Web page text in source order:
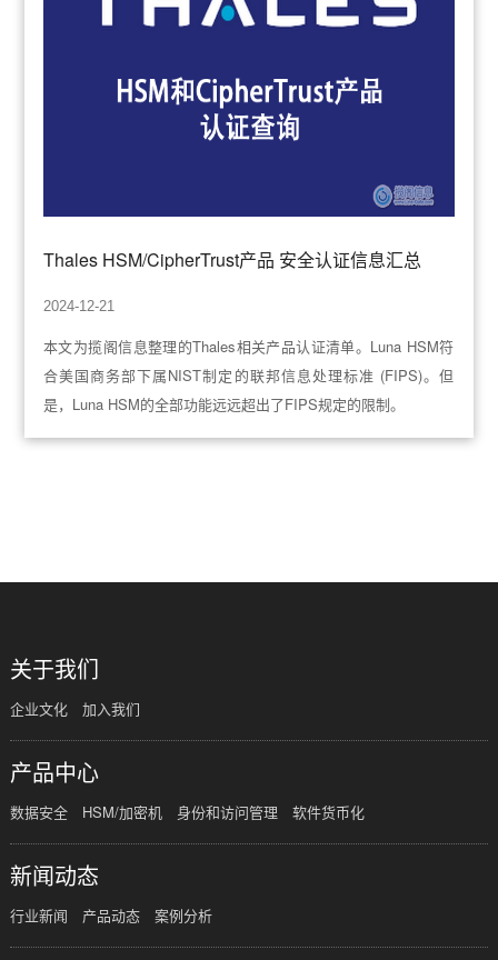
Thales HSM/CipherTrust产品 安全认证信息汇总
2024-12-21
本文为揽阁信息整理的Thales相关产品认证清单。Luna HSM符
合美国商务部下属NIST制定的联邦信息处理标准 (FIPS)。但
是，Luna HSM的全部功能远远超出了FIPS规定的限制。
关于我们
企业文化 加入我们
产品中心
数据安全 HSM/加密机 身份和访问管理 软件货币化
新闻动态
行业新闻 产品动态 案例分析